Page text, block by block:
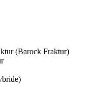
(Barock Fraktur)